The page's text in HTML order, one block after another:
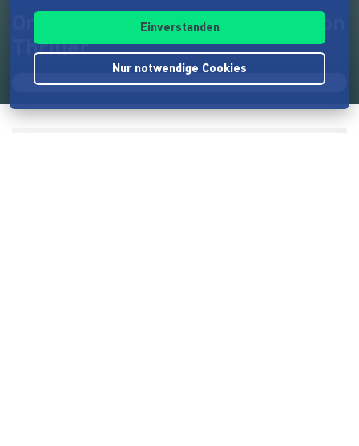
One Way Ticket - Science-Fiction
Thriller
Einverstanden
Nur notwendige Cookies